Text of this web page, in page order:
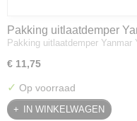
Pakking uitlaatdemper
128300-13230
Pakking uitlaatdemper
€ 11,75
✓ Op voorraad
IN WINKELWAGEN